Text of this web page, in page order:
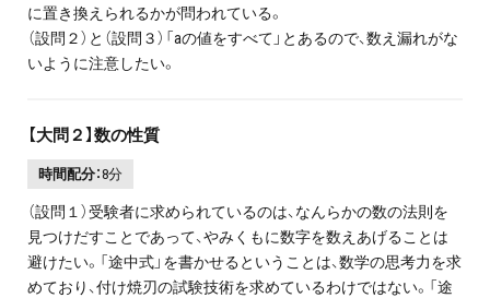
に置き換えられるかが問われている。
（設問２）と（設問３）「aの値をすべて」とあるので、数え漏れがな
いように注意したい。
【大問２】数の性質
時間配分：8分
（設問１）受験者に求められているのは、なんらかの数の法則を
見つけだすことであって、やみくもに数字を数えあげることは
避けたい。「途中式」を書かせるということは、数学の思考力を求
めており、付け焼刃の試験技術を求めているわけではない。「途